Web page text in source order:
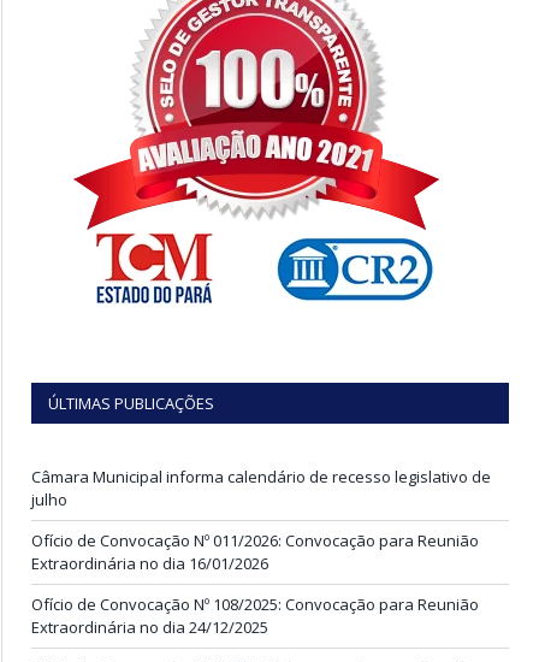
ÚLTIMAS PUBLICAÇÕES
Câmara Municipal informa calendário de recesso legislativo de
julho
Ofício de Convocação Nº 011/2026: Convocação para Reunião
Extraordinária no dia 16/01/2026
Ofício de Convocação Nº 108/2025: Convocação para Reunião
Extraordinária no dia 24/12/2025